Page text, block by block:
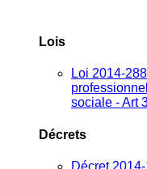
Lois
Loi 2014-
sociale - Art
Décrets
Décret